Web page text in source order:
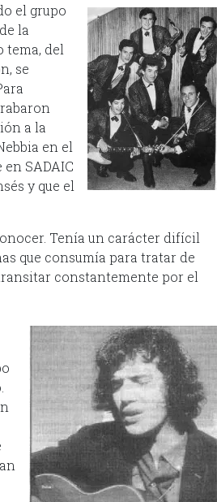
el grupo
la
tema, del
se
a la
en el
SADAIC
y que el
Tenía un carácter difícil
que consumía para tratar de
constantemente por el